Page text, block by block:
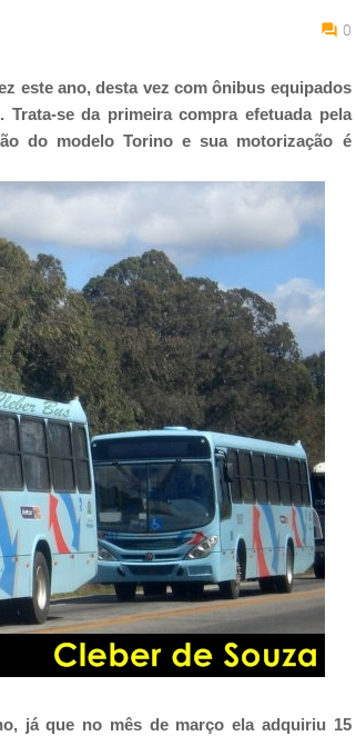
0
este ano, desta vez com ônibus equipados
Trata-se da primeira compra efetuada pela
do modelo Torino e sua motorização é
já que no mês de março ela adquiriu 15